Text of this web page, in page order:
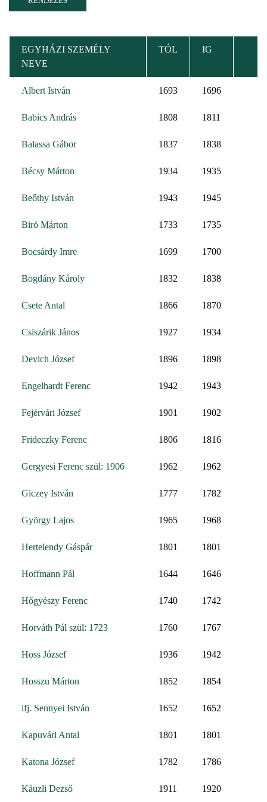
EGYHÁZI SZEMÉLY
NEVE
TÓL IG
Albert István 1693 1696
Babics András 1808 1811
Balassa Gábor 1837 1838
Bécsy Márton 1934 1935
Beőthy István 1943 1945
Biró Márton 1733 1735
Bocsárdy Imre 1699 1700
Bogdány Károly 1832 1838
Csete Antal 1866 1870
Csiszárik János 1927 1934
Devich József 1896 1898
Engelhardt Ferenc 1942 1943
Fejérvári József 1901 1902
Frideczky Ferenc 1806 1816
Gergyesi Ferenc szül: 1906 1962 1962
Giczey István 1777 1782
György Lajos 1965 1968
Hertelendy Gáspár 1801 1801
Hoffmann Pál 1644 1646
Hőgyészy Ferenc 1740 1742
Horváth Pál szül: 1723 1760 1767
Hoss József 1936 1942
Hosszu Márton 1852 1854
ifj. Sennyei István 1652 1652
Kapuvári Antal 1801 1801
Katona József 1782 1786
Káuzli Dezső 1911 1920